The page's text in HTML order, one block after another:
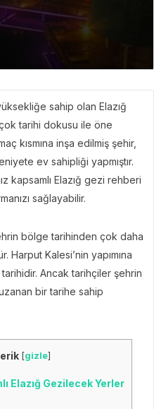
sahip olan Elazığ
tarihi dokusu ile öne
kısmına inşa edilmiş şehir,
ev sahipliği yapmıştır.
kapsamlı Elazığ gezi rehberi
sağlayabilir.
bölge tarihinden çok daha
Kalesi’nin yapımına
Ancak tarihçiler şehrin
bir tarihe sahip
[gizle]
Elazığ Gezilecek Yerler